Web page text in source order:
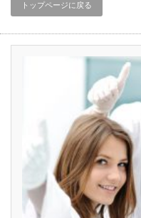
トップページに戻る